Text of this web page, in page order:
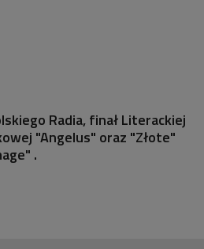
Radia, finał Literackiej
"Angelus" oraz "Złote"
.